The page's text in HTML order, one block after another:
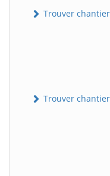
Trouver
Trouver